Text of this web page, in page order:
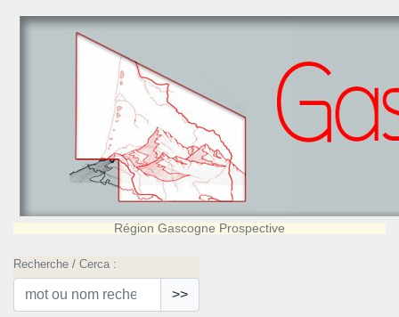
Région Gascogne Prospective
Recherche / Cerca :
>>